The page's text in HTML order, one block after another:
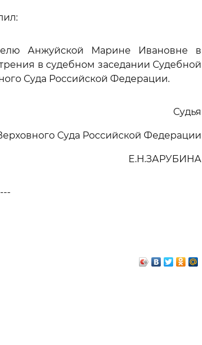
Анжуйской Марине Ивановне в
в судебном заседании Судебной
Суда Российской Федерации.
Судья
Суда Российской Федерации
Е.Н.ЗАРУБИНА